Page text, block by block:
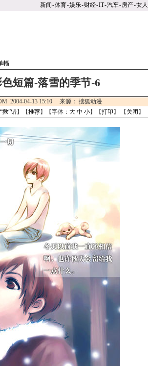
新闻-体育-娱乐-财经-IT-汽车-房产-女人
幅
短篇-落雪的季节-6
2004-04-13 15:10 来源： 搜狐动漫
揪”错】【推荐】【字体： 大 中 小】【打印 】 【 关闭 】